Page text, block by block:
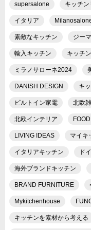
supersalone キッチ
イタリア
素敵なキッチン ジー
輸入キッチン キッチ
ミラノサローネ2024
DANISH DESIGN キ
ビルトイン家電 北欧
北欧インテリア
LIVING IDEAS マイキ
イタリアキッチン ド
海外ブランドキッチン
BRAND FURNITURE
Mykitchenhouse
キッチンを素材から考える